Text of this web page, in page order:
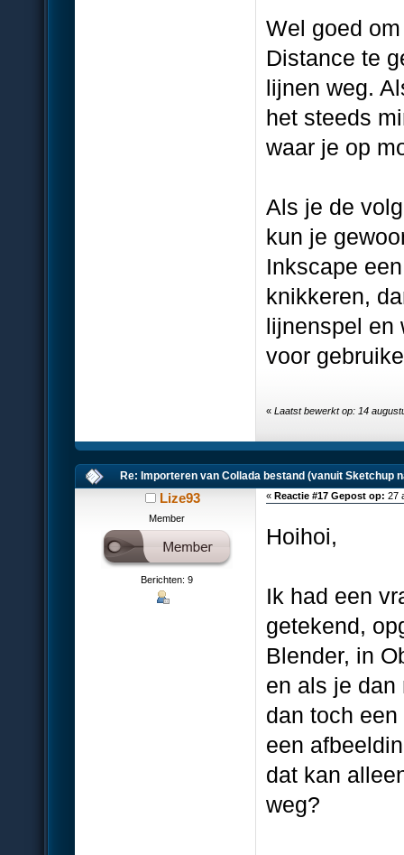
Wel goed
Distance te
lijnen weg.
het steeds
waar je op
Als je de
kun je
Inkscape
knikkeren,
lijnenspel en
voor
«Laatst bewerkt op: 14
Re: Importeren van Collada bestand (vanuit Sketchup
Lize93
Member
Berichten: 9
«Reactie #17 Gepost op: 27
Hoihoi,
Ik had een
getekend,
Blender, in
en als je dan
dan toch
een
dat kan
weg?